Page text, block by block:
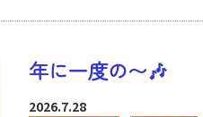
年に一度の〜🎶
2026.7.28